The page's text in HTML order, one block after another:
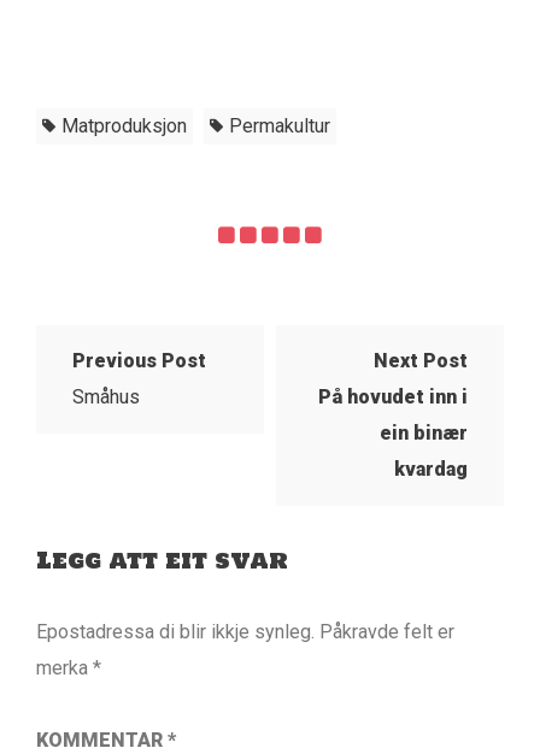
Matproduksjon Permakultur
Previous Post
Småhus
Next Post
På hovudet inn i
ein binær
kvardag
Legg att eit svar
Epostadressa di blir ikkje synleg. Påkravde felt er
merka *
KOMMENTAR *